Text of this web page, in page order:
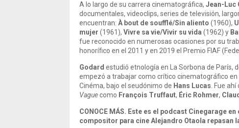
A lo largo de su carrera cinematográfica, Jean-Luc
documentales, videoclips, series de televisión,
encuentran: À bout de soufflé/Sin aliento (1960),
mujer (1961), Vivre sa vie/Vivir su vida (1962) y
fue reconocido en numerosas ocasiones por su
honorífico en el 2011 y en 2019 el Premio FIAF
Godard estudió etnología en La Sorbona de París,
empezó a trabajar como crítico cinematográfico
Cinéma, bajo el seudónimo de Hans Lucas . Fue
Vaguecomo François Truffaut, Éric Rohmer,
CONOCE MÁS. Este es el podcast Cinegarage
compositor para cine Alejandro Otaola repasan